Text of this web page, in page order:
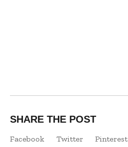
SHARE THE POST
Facebook Twitter Pinterest